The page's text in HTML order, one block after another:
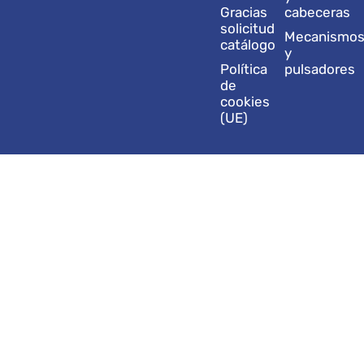
Gracias
solicitud
catálogo
Política
de
cookies
(UE)
cabeceras
y
pulsadores